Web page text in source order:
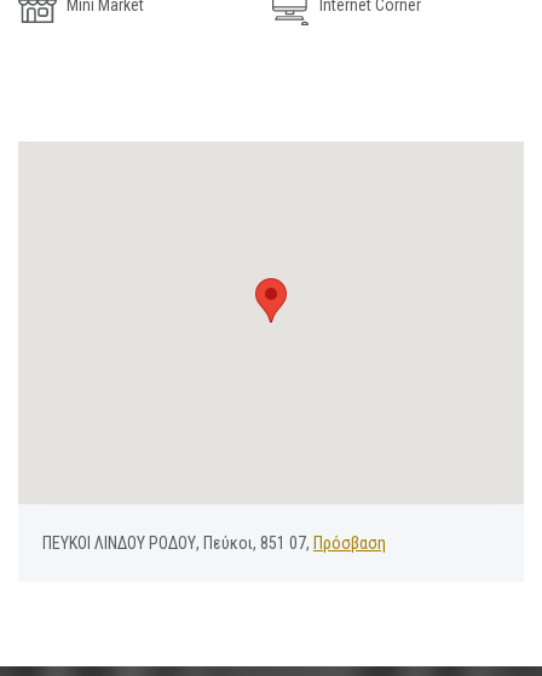
Mini Market Internet Corner
ΠΕΥΚΟΙ ΛΙΝΔΟΥ ΡΟΔΟΥ, Πεύκοι, 851 07, Πρόσβαση